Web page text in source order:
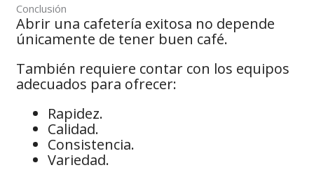
Conclusión
Abrir una cafetería exitosa no depende
únicamente de tener buen café.
También requiere contar con los equipos
adecuados para ofrecer:
Rapidez.
Calidad.
Consistencia.
Variedad.